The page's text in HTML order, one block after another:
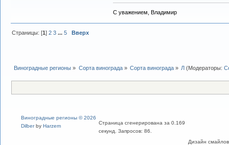
С уважением, Владимир
Страницы: [1]2 3 ...5 Вверх
Виноградные регионы » Сорта винограда» Сорта винограда» Л (Модераторы:
Дизайн
Виноградные регионы © 2026
Dilberby Harzem
Страница сгенерирована за 0.169
секунд. Запросов: 86.